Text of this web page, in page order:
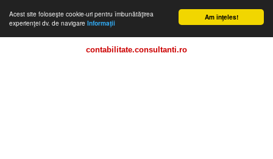
Am înţeles!
Acest site foloseşte cookie-uri pentru îmbunătăţirea
experienţei dv. de navigare Informaţii
contabilitate.consultanti.ro